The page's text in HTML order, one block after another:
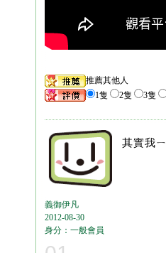
推薦其他人
1隻
2隻 3隻
義御伊凡
2012-08-30
身分：一般會員
其實我